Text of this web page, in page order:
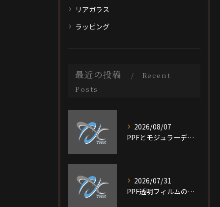
リアガラス
ラッピング
最近の投稿
Recent
Posts
2026/08/07
PPFとモジュラーデザイン施工を大阪府大阪市旭区で選ぶ際の比較ポイントと最適なプラン選び完全ガイド
2026/07/31
PPF透明フィルムの特徴と費用相場を短時間で理解し愛車を守る選び方ガイド